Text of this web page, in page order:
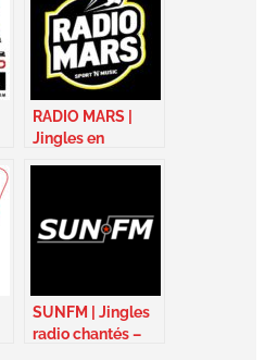
RADIO MARS |
Jingles en
SUNFM | Jingles
radio chantés –